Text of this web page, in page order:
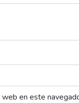
en este